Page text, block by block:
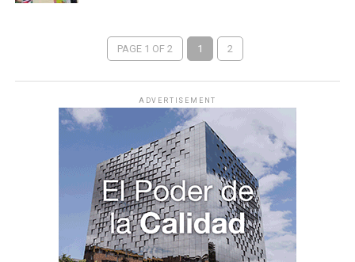
PAGE 1 OF 2 1 2
ADVERTISEMENT